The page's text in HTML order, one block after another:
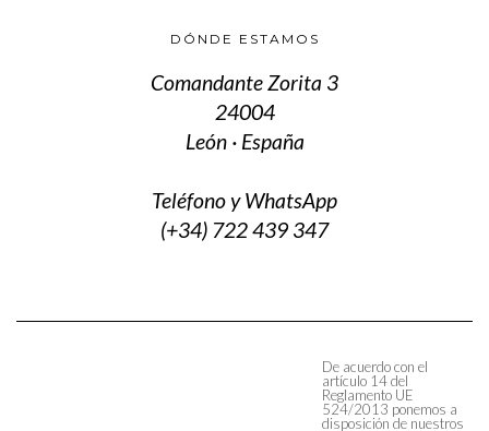
DÓNDE ESTAMOS
Comandante Zorita 3
24004
León · España
Teléfono y WhatsApp
(+34) 722 439 347
De acuerdo con el
artículo 14 del
Reglamento UE
524/2013 ponemos a
disposición de nuestros